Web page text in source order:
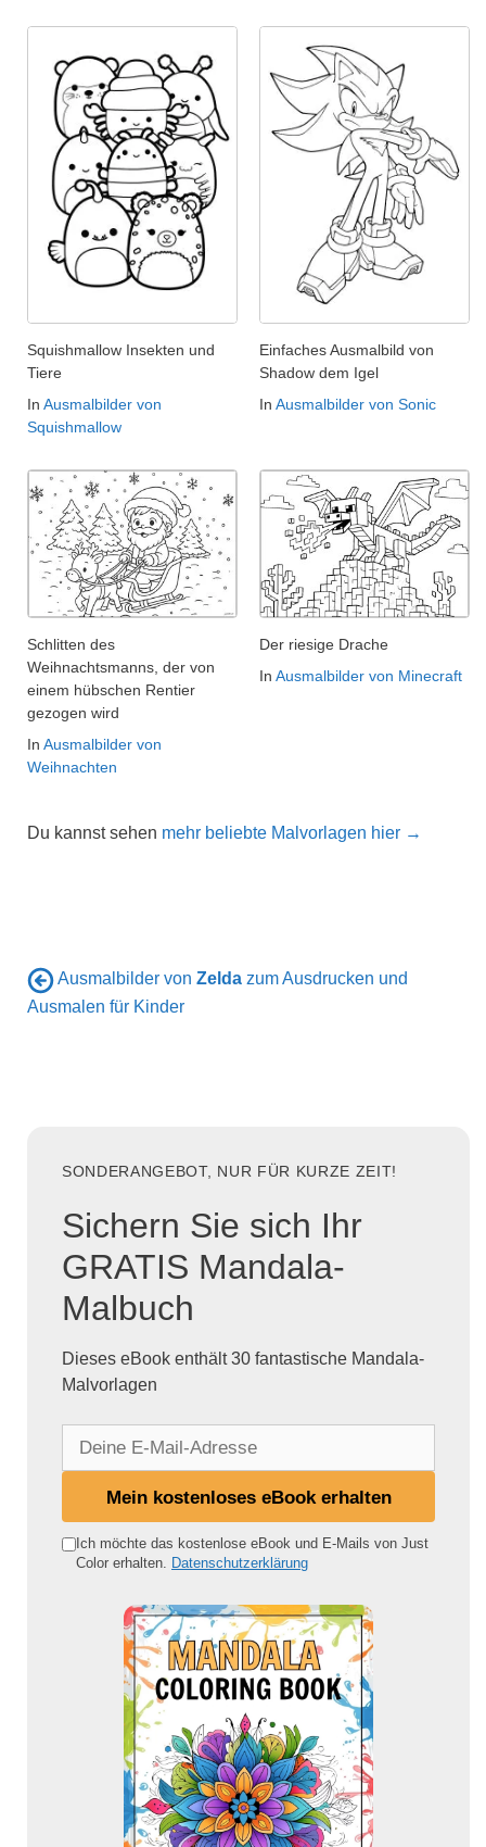
Squishmallow Insekten und
Tiere
In Ausmalbilder von
Squishmallow
Einfaches Ausmalbild von
Shadow dem Igel
In Ausmalbilder von Sonic
Schlitten des
Weihnachtsmanns, der von
einem hübschen Rentier
gezogen wird
In Ausmalbilder von
Weihnachten
Der riesige Drache
In Ausmalbilder von Minecraft
Du kannst sehen mehr beliebte Malvorlagen hier →
Ausmalbilder von Zelda zum Ausdrucken und
Ausmalen für Kinder
SONDERANGEBOT, NUR FÜR KURZE ZEIT!
Sichern Sie sich Ihr
GRATIS Mandala-
Malbuch
Dieses eBook enthält 30 fantastische Mandala-
Malvorlagen
e
Mein kostenloses eBook erhalten
Ich möchte das kostenlose eBook und E-Mails von Just
Color erhalten. Datenschutzerklärung